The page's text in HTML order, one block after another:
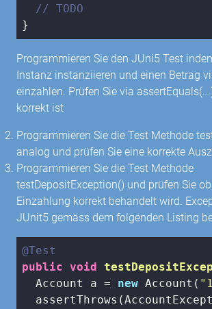
// TODO
}
Programmieren Sie den JUni5 Test
Instanz instanziieren und einen Betrag
einzahlen. Prüfen Sie via
korrekt ist
Programmieren Sie die Test Methode
analog und prüfen Sie eine korrekte
Programmieren Sie die Test Methode
testDepositException() und prüfen Sie
Einzahlung korrekt behandelt wird.
JUnit5 gemäss dem folgenden Listing
@Test
public
void
  Account a =
new Account(